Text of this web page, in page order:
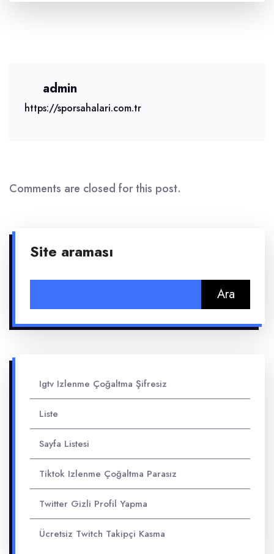
admin
https://sporsahalari.com.tr
Comments are closed for this post.
Site araması
Igtv Izlenme Çoğaltma Şifresiz
Liste
Sayfa Listesi
Tiktok Izlenme Çoğaltma Parasız
Twitter Gizli Profil Yapma
Ücretsiz Twitch Takipçi Kasma